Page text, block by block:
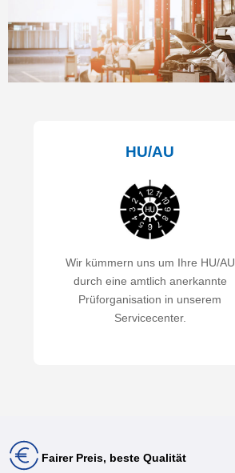
HU/AU
Wir kümmern uns um Ihre HU/AU
durch eine amtlich anerkannte
Prüforganisation in unserem
Servicecenter.
Fairer Preis, beste Qualität